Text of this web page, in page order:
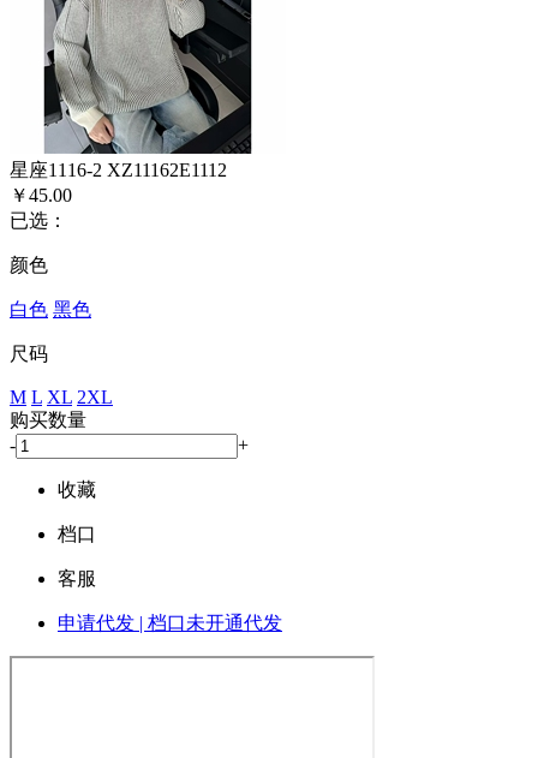
星座1116-2 XZ11162E1112
￥45.00
已选：
颜色
白色 黑色
尺码
M L XL 2XL
购买数量
-
+
收藏
档口
客服
申请代发 | 档口未开通代发